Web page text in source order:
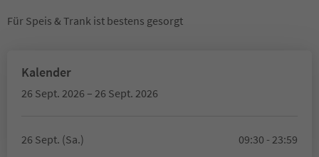
Für Speis & Trank ist bestens gesorgt
Kalender
26 Sept. 2026 – 26 Sept. 2026
26 Sept. (Sa.) 09:30 - 23:59